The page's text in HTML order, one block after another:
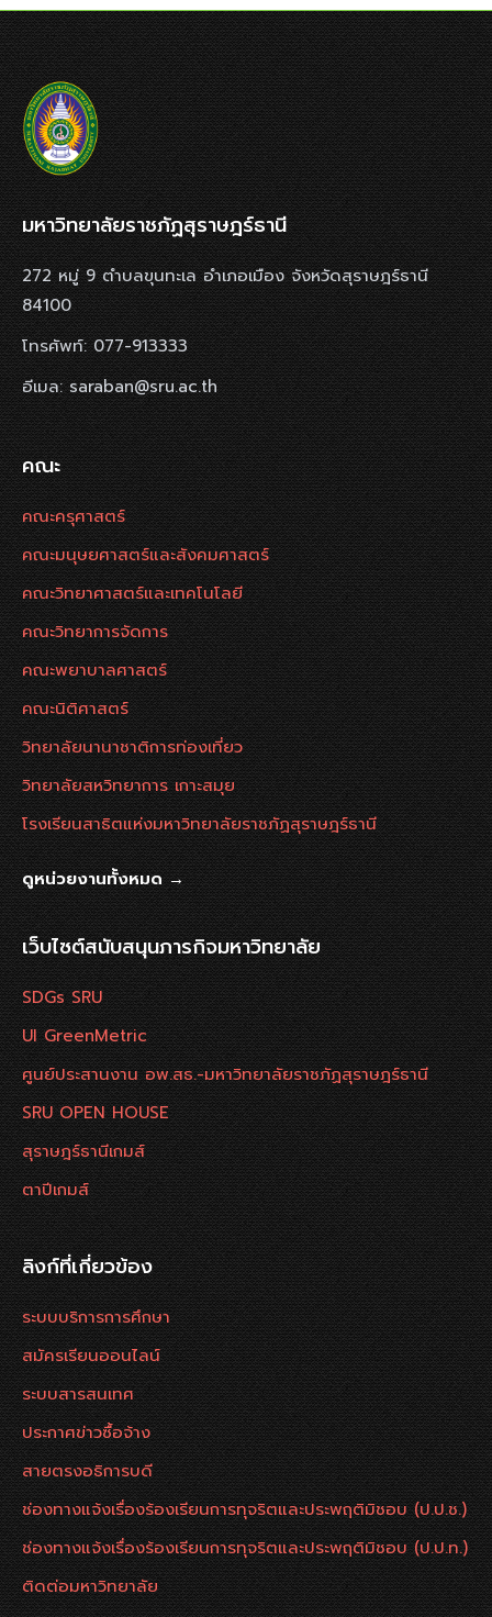
มหาวิทยาลัยราชภัฏสุราษฎร์ธานี
272 หมู่ 9 ตำบลขุนทะเล อำเภอเมือง จังหวัดสุราษฎร์ธานี
84100
โทรศัพท์: 077-913333
อีเมล: saraban@sru.ac.th
คณะ
คณะครุศาสตร์
คณะมนุษยศาสตร์และสังคมศาสตร์
คณะวิทยาศาสตร์และเทคโนโลยี
คณะวิทยาการจัดการ
คณะพยาบาลศาสตร์
คณะนิติศาสตร์
วิทยาลัยนานาชาติการท่องเที่ยว
วิทยาลัยสหวิทยาการ เกาะสมุย
โรงเรียนสาธิตแห่งมหาวิทยาลัยราชภัฏสุราษฎร์ธานี
ดูหน่วยงานทั้งหมด →
เว็บไซต์สนับสนุนภารกิจมหาวิทยาลัย
SDGs SRU
UI GreenMetric
ศูนย์ประสานงาน อพ.สธ.-มหาวิทยาลัยราชภัฏสุราษฎร์ธานี
SRU OPEN HOUSE
สุราษฎร์ธานีเกมส์
ตาปีเกมส์
ลิงก์ที่เกี่ยวข้อง
ระบบบริการการศึกษา
สมัครเรียนออนไลน์
ระบบสารสนเทศ
ประกาศข่าวซื้อจ้าง
สายตรงอธิการบดี
ช่องทางแจ้งเรื่องร้องเรียนการทุจริตและประพฤติมิชอบ (ป.ป.ช.)
ช่องทางแจ้งเรื่องร้องเรียนการทุจริตและประพฤติมิชอบ (ป.ป.ท.)
ติดต่อมหาวิทยาลัย